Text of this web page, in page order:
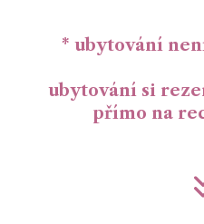
* ubytování
ubytování si
přímo na